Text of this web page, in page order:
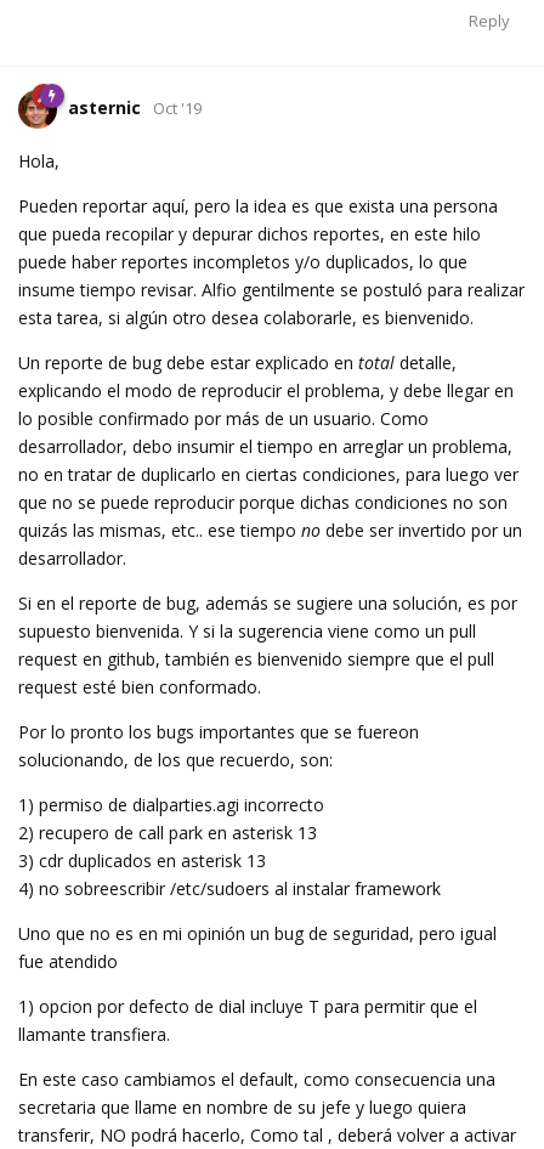
Reply
asternic Oct '19
Hola,
Pueden reportar aquí, pero la idea es que exista una persona
que pueda recopilar y depurar dichos reportes, en este hilo
puede haber reportes incompletos y/o duplicados, lo que
insume tiempo revisar. Alfio gentilmente se postuló para realizar
esta tarea, si algún otro desea colaborarle, es bienvenido.
Un reporte de bug debe estar explicado en total detalle,
explicando el modo de reproducir el problema, y debe llegar en
lo posible confirmado por más de un usuario. Como
desarrollador, debo insumir el tiempo en arreglar un problema,
no en tratar de duplicarlo en ciertas condiciones, para luego ver
que no se puede reproducir porque dichas condiciones no son
quizás las mismas, etc.. ese tiempo no debe ser invertido por un
desarrollador.
Si en el reporte de bug, además se sugiere una solución, es por
supuesto bienvenida. Y si la sugerencia viene como un pull
request en github, también es bienvenido siempre que el pull
request esté bien conformado.
Por lo pronto los bugs importantes que se fuereon
solucionando, de los que recuerdo, son:
1) permiso de dialparties.agi incorrecto
2) recupero de call park en asterisk 13
3) cdr duplicados en asterisk 13
4) no sobreescribir /etc/sudoers al instalar framework
Uno que no es en mi opinión un bug de seguridad, pero igual
fue atendido
1) opcion por defecto de dial incluye T para permitir que el
llamante transfiera.
En este caso cambiamos el default, como consecuencia una
secretaria que llame en nombre de su jefe y luego quiera
transferir, NO podrá hacerlo, Como tal , deberá volver a activar